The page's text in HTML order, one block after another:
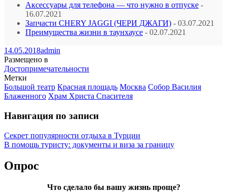
Аксессуары для телефона — что нужно в отпуске -
16.07.2021
Запчасти CHERY JAGGI (ЧЕРИ ДЖАГИ) - 03.07.2021
Преимущества жизни в таунхаусе - 02.07.2021
14.05.2018admin
Размещено в
Достопримечательности
Метки
Большой театр Красная площадь Москва Собор Василия
Блаженного Храм Христа Спасителя
Навигация по записи
Секрет популярности отдыха в Турции
В помощь туристу: документы и виза за границу
Опрос
Что сделало бы вашу жизнь проще?